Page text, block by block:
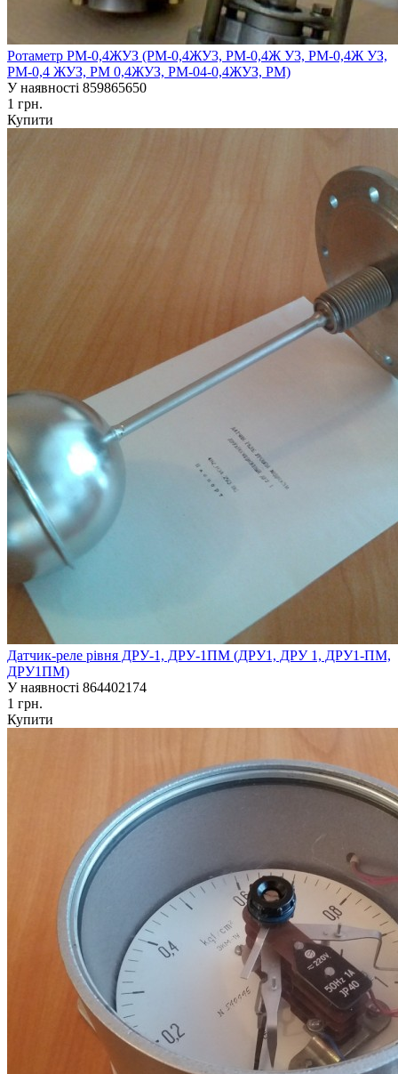
Ротаметр РМ-0,4ЖУЗ (РМ-0,4ЖУ3, РМ-0,4Ж У3, РМ-0,4Ж УЗ,
РМ-0,4 ЖУЗ, РМ 0,4ЖУЗ, РМ-04-0,4ЖУЗ, РМ)
У наявності 859865650
1 грн.
Купити
Датчик-реле рівня ДРУ-1, ДРУ-1ПМ (ДРУ1, ДРУ 1, ДРУ1-ПМ,
ДРУ1ПМ)
У наявності 864402174
1 грн.
Купити